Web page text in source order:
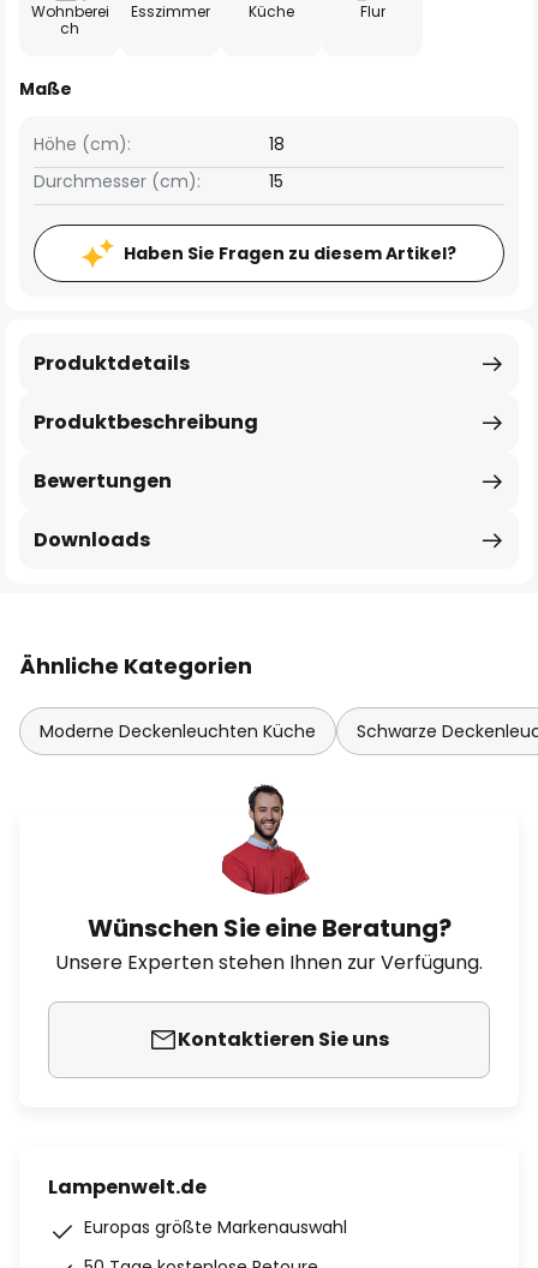
Wohnberei
ch
Esszimmer Küche Flur
Maße
Höhe (cm):
18
Durchmesser (cm):
15
Haben Sie Fragen zu diesem Artikel?
Produktbeschreibung
Produktdetails
Bewertungen
Downloads
Ähnliche Kategorien
Moderne Deckenleuchten Küche Schwarze
Wünschen Sie eine Beratung?
Unsere Experten stehen Ihnen zur Verfügung.
Kontaktieren Sie uns
Lampenwelt.de
Europas größte Markenauswahl